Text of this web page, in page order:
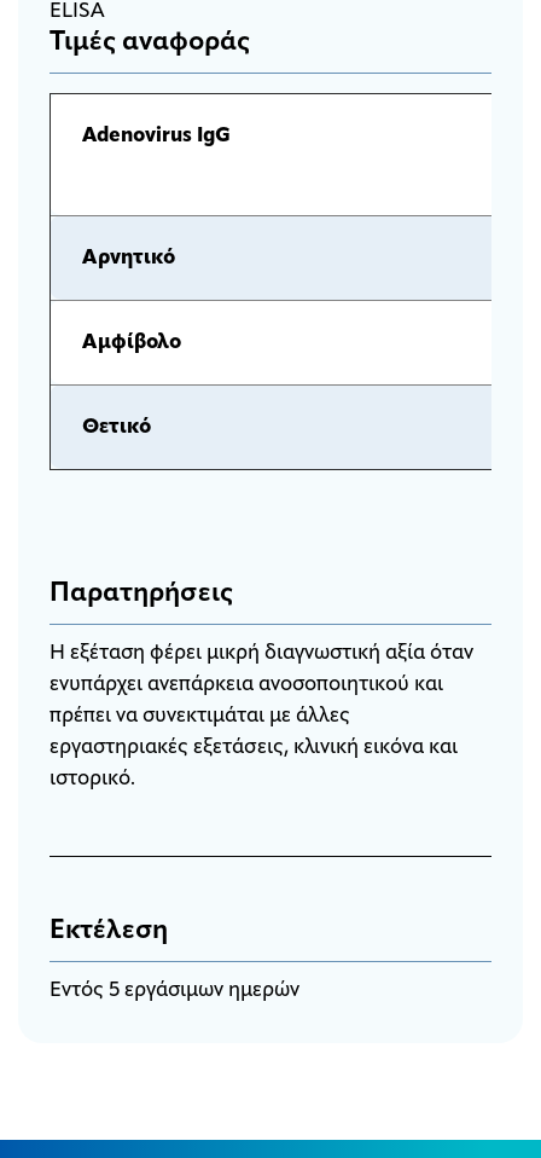
ELISA
Τιμές αναφοράς
Adenovirus IgG
Αρνητικό
Αμφίβολο
Θετικό
Παρατηρήσεις
Η εξέταση φέρει μικρή διαγνωστική αξία όταν
ενυπάρχει ανεπάρκεια ανοσοποιητικού και
πρέπει να συνεκτιμάται με άλλες
εργαστηριακές εξετάσεις, κλινική εικόνα και
ιστορικό.
Εκτέλεση
Εντός 5 εργάσιμων ημερών